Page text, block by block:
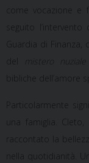
come
vocazione
e
seguito l’intervento
Guardia di
del
mistero
bibliche dell’amore
Particolarmente
una famiglia.
raccontato la
nella quotidianità.